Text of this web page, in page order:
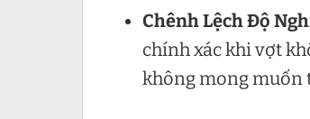
Chênh Lệch Độ
chính xác khi vợt
không mong muốn